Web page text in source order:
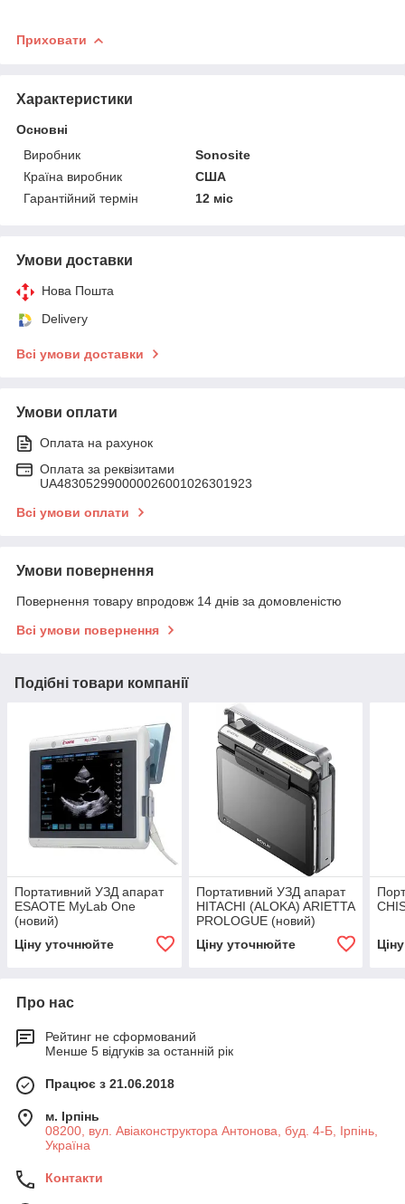
Приховати
Характеристики
Основні
Виробник
Sonosite
Країна виробник
США
Гарантійний термін
12 міс
Умови доставки
Нова Пошта
Delivery
Всі умови доставки
Умови оплати
Оплата на рахунок
Оплата за реквізитами
UA483052990000026001026301923
Всі умови оплати
Умови повернення
Повернення товару впродовж 14 днів за домовленістю
Всі умови повернення
Подібні товари компанії
Портативний УЗД апарат
ESAOTE MyLab One
(новий)
Ціну уточнюйте
Портативний УЗД апарат
HITACHI (ALOKA) ARIETTA
PROLOGUE (новий)
Ціну уточнюйте
Про нас
Рейтинг не сформований
Менше 5 відгуків за останній рік
Працює з 21.06.2018
м. Ірпінь
08200, вул. Авіаконструктора Антонова, буд. 4-Б, Ірпінь,
Україна
Контакти